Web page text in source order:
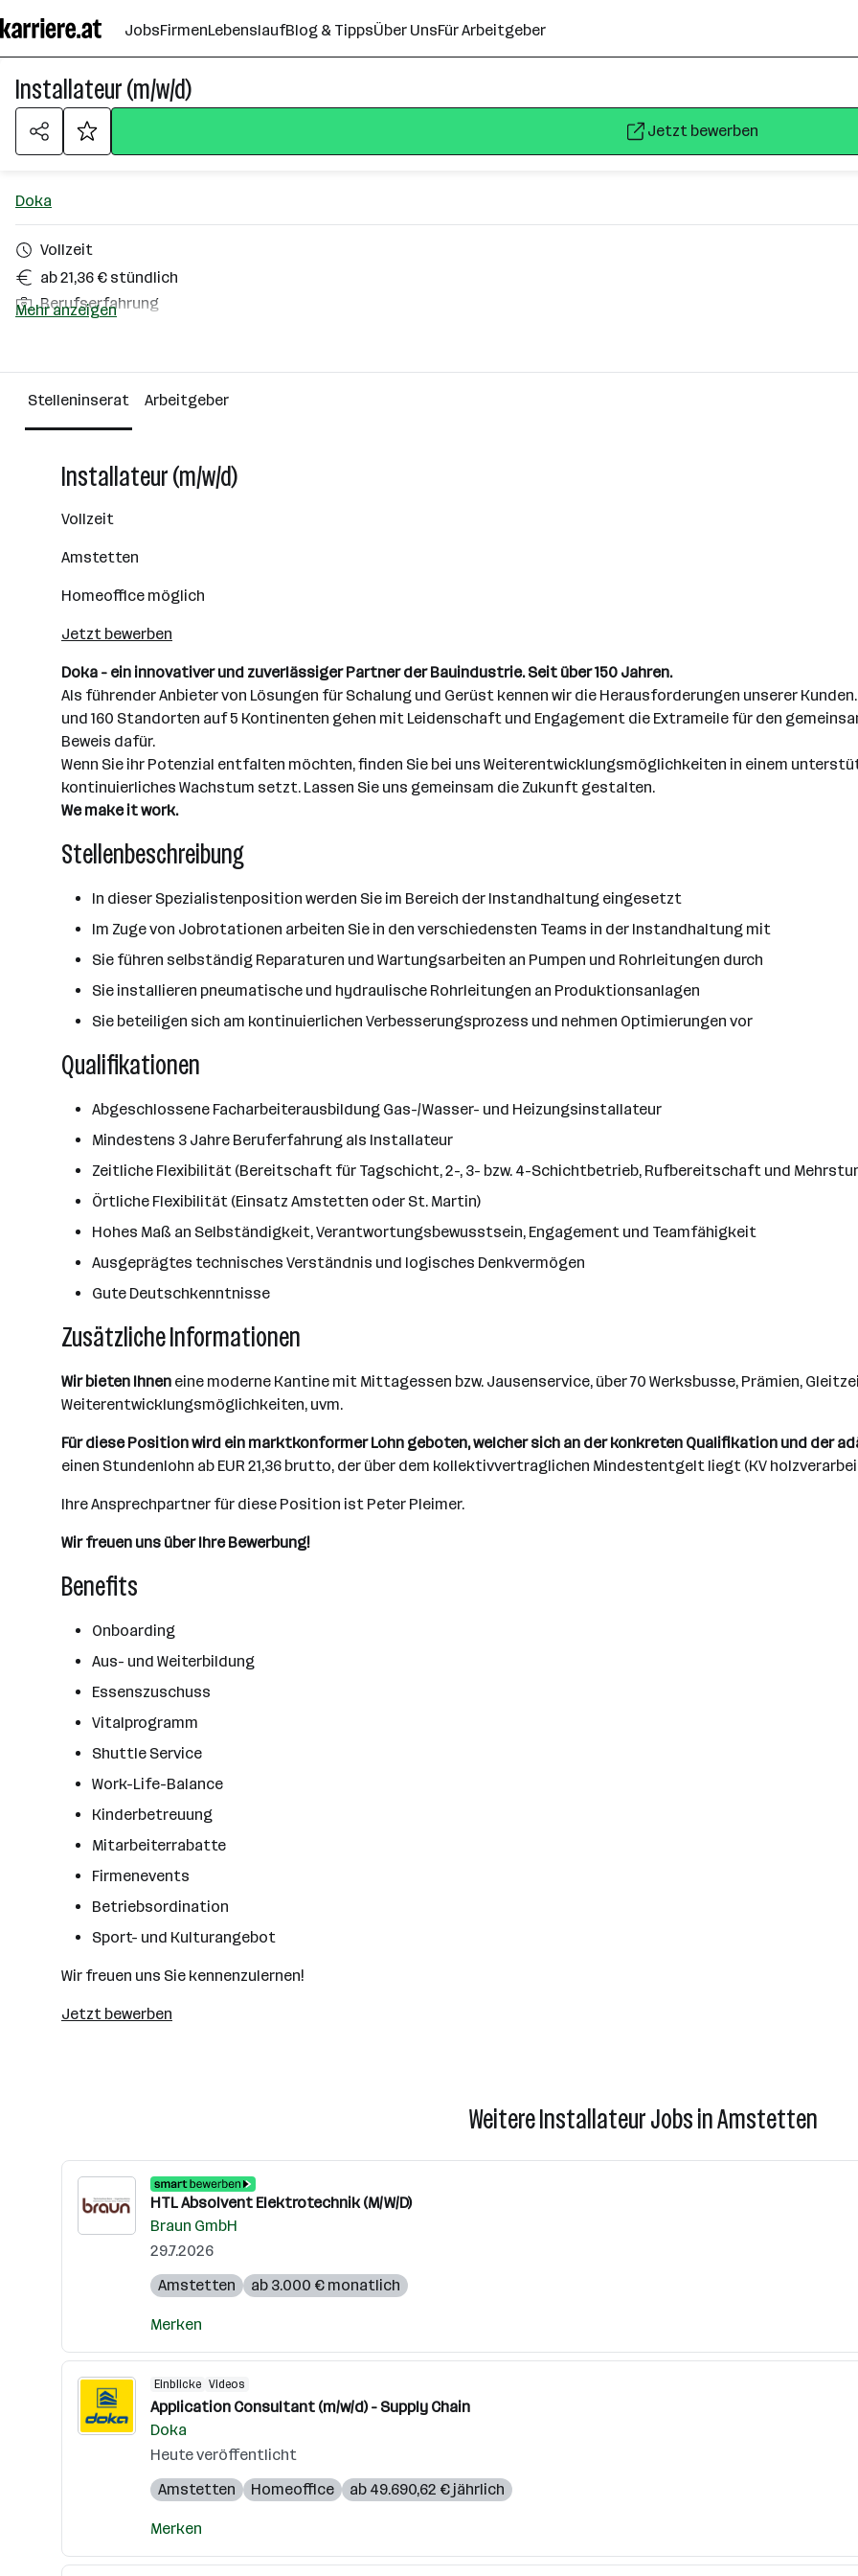
Seiteninhalt
springen
JobsFirmenLebenslaufBlog & TippsÜber UnsFür Arbeitgeber
Installateur (m/w/d)
Jetzt bewerben
Doka
Vollzeit
ab 21,36 € stündlich
Berufserfahrung
Amstetten
Mehr anzeigen
Stelleninserat Arbeitgeber
Installateur (m/w/d)
Vollzeit
Amstetten
Homeoffice möglich
Jetzt bewerben
Doka - ein innovativer und zuverlässiger Partner der Bauindustrie. Seit über 150 Jahren.
Als führender Anbieter von Lösungen für Schalung und Gerüst kennen wir die Herausforderungen unserer
und 160 Standorten auf 5 Kontinenten gehen mit Leidenschaft und Engagement die Extrameile für den
Beweis dafür.
Wenn Sie ihr Potenzial entfalten möchten, finden Sie bei uns Weiterentwicklungsmöglichkeiten in einem
kontinuierliches Wachstum setzt. Lassen Sie uns gemeinsam die Zukunft gestalten.
We make it work.
Stellenbeschreibung
In dieser Spezialistenposition werden Sie im Bereich der Instandhaltung eingesetzt
Im Zuge von Jobrotationen arbeiten Sie in den verschiedensten Teams in der Instandhaltung mit
Sie führen selbständig Reparaturen und Wartungsarbeiten an Pumpen und Rohrleitungen durch
Sie installieren pneumatische und hydraulische Rohrleitungen an Produktionsanlagen
Sie beteiligen sich am kontinuierlichen Verbesserungsprozess und nehmen Optimierungen vor
Qualifikationen
Abgeschlossene Facharbeiterausbildung Gas-/Wasser- und Heizungsinstallateur
Mindestens 3 Jahre Beruferfahrung als Installateur
Zeitliche Flexibilität (Bereitschaft für Tagschicht, 2-, 3- bzw. 4-Schichtbetrieb, Rufbereitschaft und
Örtliche Flexibilität (Einsatz Amstetten oder St. Martin)
Hohes Maß an Selbständigkeit, Verantwortungsbewusstsein, Engagement und Teamfähigkeit
Ausgeprägtes technisches Verständnis und logisches Denkvermögen
Gute Deutschkenntnisse
Zusätzliche Informationen
Wir bieten Ihnen eine moderne Kantine mit Mittagessen bzw. Jausenservice, über 70 Werksbusse, Prämien,
Weiterentwicklungsmöglichkeiten, uvm.
Für diese Position wird ein marktkonformer Lohn geboten, welcher sich an der konkreten Qualifikation und der
einen Stundenlohn ab EUR 21,36 brutto, der über dem kollektivvertraglichen Mindestentgelt liegt (KV
Ihre Ansprechpartner für diese Position ist Peter Pleimer.
Wir freuen uns über Ihre Bewerbung!
Benefits
Onboarding
Aus- und Weiterbildung
Essenszuschuss
Vitalprogramm
Shuttle Service
Work-Life-Balance
Kinderbetreuung
Mitarbeiterrabatte
Firmenevents
Betriebsordination
Sport- und Kulturangebot
Wir freuen uns Sie kennenzulernen!
Jetzt bewerben
Weitere Installateur Jobs in Amstetten
HTL Absolvent Elektrotechnik (M/W/D)
Braun GmbH
29.7.2026
Amstetten
ab 3.000 € monatlich
Merken
Einblicke Videos
Application Consultant (m/w/d) - Supply Chain
Doka
Heute veröffentlicht
Amstetten
Homeoffice ab 49.690,62 € jährlich
Merken